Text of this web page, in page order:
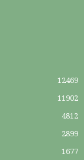
12469
11902
4812
2899
1677